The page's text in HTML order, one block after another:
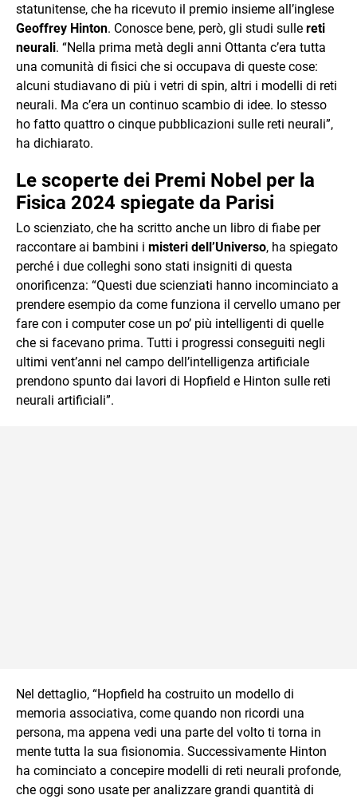
statunitense, che ha ricevuto il premio insieme all’inglese
Geoffrey Hinton. Conosce bene, però, gli studi sulle reti
neurali. “Nella prima metà degli anni Ottanta c’era tutta
una comunità di fisici che si occupava di queste cose:
alcuni studiavano di più i vetri di spin, altri i modelli di reti
neurali. Ma c’era un continuo scambio di idee. Io stesso
ho fatto quattro o cinque pubblicazioni sulle reti neurali”,
ha dichiarato.
Le scoperte dei Premi Nobel per la
Fisica 2024 spiegate da Parisi
Lo scienziato, che ha scritto anche un libro di fiabe per
raccontare ai bambini i misteri dell’Universo, ha spiegato
perché i due colleghi sono stati insigniti di questa
onorificenza: “Questi due scienziati hanno incominciato a
prendere esempio da come funziona il cervello umano per
fare con i computer cose un po’ più intelligenti di quelle
che si facevano prima. Tutti i progressi conseguiti negli
ultimi vent’anni nel campo dell’intelligenza artificiale
prendono spunto dai lavori di Hopfield e Hinton sulle reti
neurali artificiali”.
Nel dettaglio, “Hopfield ha costruito un modello di
memoria associativa, come quando non ricordi una
persona, ma appena vedi una parte del volto ti torna in
mente tutta la sua fisionomia. Successivamente Hinton
ha cominciato a concepire modelli di reti neurali profonde,
che oggi sono usate per analizzare grandi quantità di